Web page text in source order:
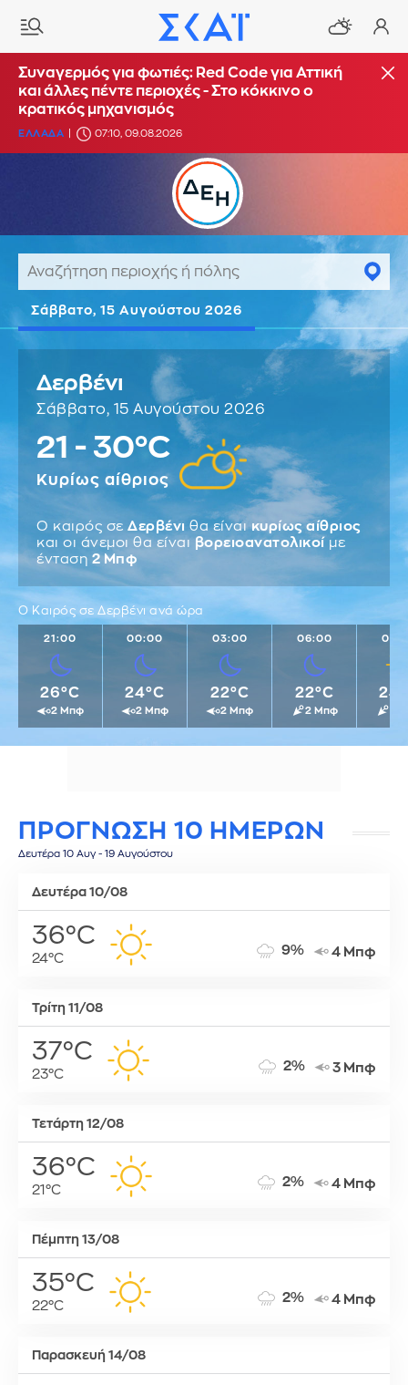
Συναγερμός για φωτιές: Red Code για Αττική
και άλλες πέντε περιοχές - Στο κόκκινο ο
κρατικός μηχανισμός
ΕΛΛΑΔΑ 07:10, 09.08.2026
Σάββατο, 15 Αυγούστου 2026
Δερβένι
Σάββατο, 15 Αυγούστου 2026
21 - 30°C
Κυρίως αίθριος
Ο καιρός σε Δερβένι θα είναικυρίως αίθριος
και οι άνεμοι θα είναι βορειοανατολικοί με
ένταση 2 Μπφ
Ο Καιρός σε Δερβένι ανά ώρα
21:00
26°C
2 Μπφ
00:00
24°C
2 Μπφ
03:00
22°C
2 Μπφ
06:00
22°C
2 Μπφ
ΠΡΟΓΝΩΣΗ 10 ΗΜΕΡΩΝ
Δευτέρα 10 Αυγ - 19 Αυγούστου
Δευτέρα 10/08
36°C
24°C
9% 4 Μπφ
Τρίτη 11/08
37°C
23°C
2% 3 Μπφ
Τετάρτη 12/08
36°C
21°C
2% 4 Μπφ
Πέμπτη 13/08
35°C
22°C
2% 4 Μπφ
Παρασκευή 14/08